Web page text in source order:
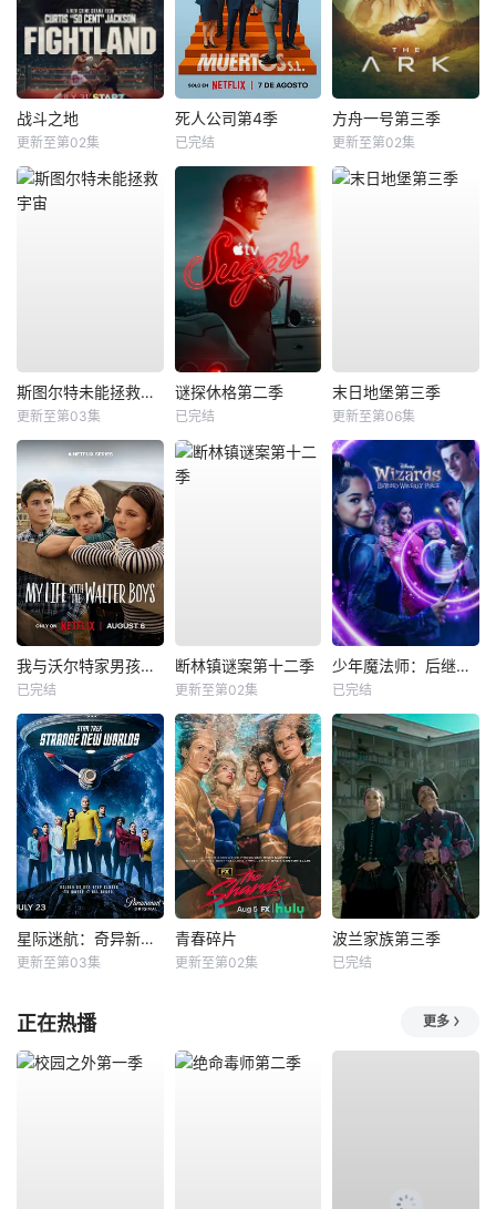
战斗之地
更新至第02集
死人公司第4季
已完结
方舟一号第三季
更新至第02集
斯图尔特未能拯救宇宙
更新至第03集
谜探休格第二季
已完结
末日地堡第三季
更新至第06集
我与沃尔特家男孩的生活第三季
已完结
断林镇谜案第十二季
更新至第02集
少年魔法师：后继者第三季
已完结
星际迷航：奇异新世界第四季
更新至第03集
青春碎片
更新至第02集
波兰家族第三季
已完结
正在热播 更多